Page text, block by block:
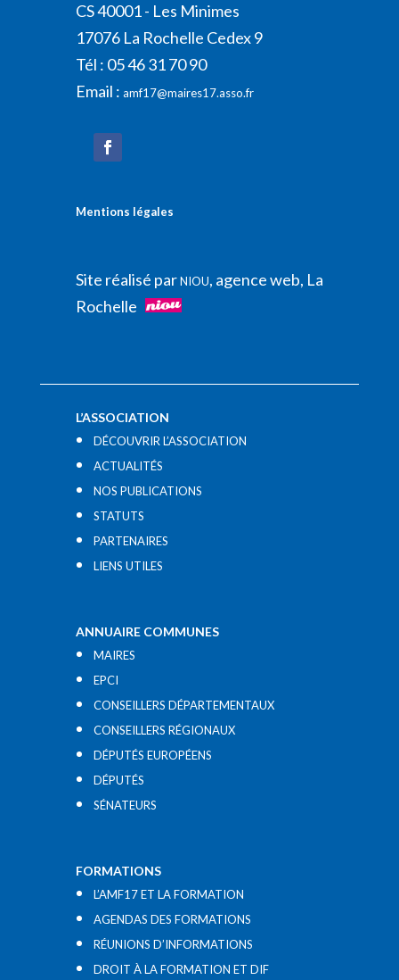
CS 40001 - Les Minimes
17076 La Rochelle Cedex 9
Tél : 05 46 31 70 90
Email : amf17@maires17.asso.fr
Mentions légales
Site réalisé parNIOU, agence web, La
Rochelle
L’ASSOCIATION
DÉCOUVRIR L’ASSOCIATION
ACTUALITÉS
NOS PUBLICATIONS
STATUTS
PARTENAIRES
LIENS UTILES​
ANNUAIRE COMMUNES
MAIRES
EPCI
CONSEILLERS DÉPARTEMENTAUX
CONSEILLERS RÉGIONAUX
DÉPUTÉS EUROPÉENS
DÉPUTÉS
SÉNATEURS
FORMATIONS
L’AMF17 ET LA FORMATION
AGENDAS DES FORMATIONS
RÉUNIONS D’INFORMATIONS
DROIT À LA FORMATION ET DIF